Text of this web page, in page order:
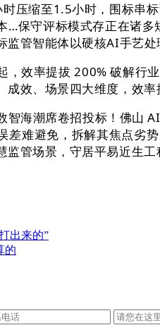
缩至1.5小时，围标串标
…保守评标模式存正在诸
监管智能体以硬核AI手艺
效率提拔 200% 破解行业
效、场景四大维度，效
海潮席卷招投标！佛山 AI
差难避免，拆解其焦点劣
管场景，守居平易近生
出来的”
的